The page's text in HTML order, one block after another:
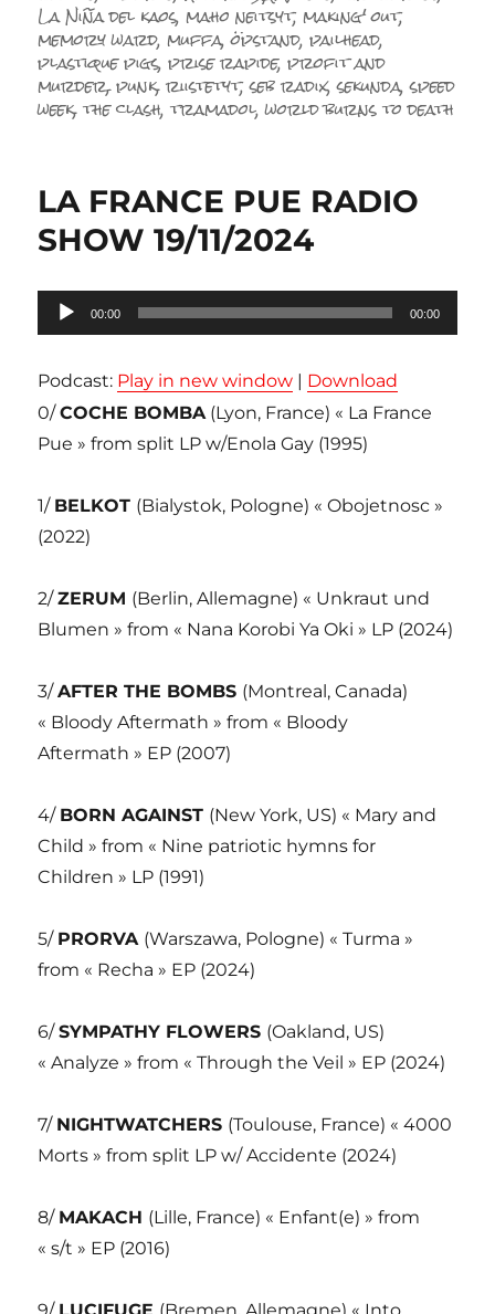
La Niña del kaos,maho neitsyt,making' out,
memory ward,muffa,öpstand,pailhead,
plastique pigs,prise rapide,profit and
murder,punk,riistetyt,seb radix,sekunda,speed
week,the clash,tramadol,world burns to death
LA FRANCE PUE RADIO
SHOW 19/11/2024
Lecteur
audio
00:00 00:00
Podcast: Play in new window | Download
0/COCHE BOMBA(Lyon, France) « La France
Pue » from split LP w/Enola Gay (1995)
1/ BELKOT (Bialystok, Pologne) « Obojetnosc »
(2022)
2/ZERUM (Berlin, Allemagne) « Unkraut und
Blumen » from « Nana Korobi Ya Oki » LP (2024)
3/AFTER THE BOMBS (Montreal, Canada)
« Bloody Aftermath » from « Bloody
Aftermath » EP (2007)
4/ BORN AGAINST (New York, US) « Mary and
Child » from « Nine patriotic hymns for
Children » LP (1991)
5/ PRORVA (Warszawa, Pologne) « Turma »
from « Recha » EP (2024)
6/SYMPATHY FLOWERS (Oakland, US)
« Analyze » from « Through the Veil » EP (2024)
7/ NIGHTWATCHERS (Toulouse, France) « 4000
Morts » from split LP w/ Accidente (2024)
8/ MAKACH (Lille, France) « Enfant(e) » from
« s/t » EP (2016)